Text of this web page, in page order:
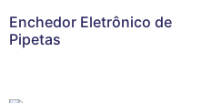
Enchedor Eletrônico de
Pipetas